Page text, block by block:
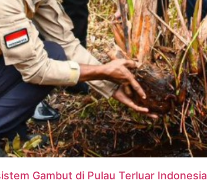
Gambut di Pulau Terluar Indonesia